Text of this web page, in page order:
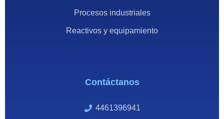
Procesos industriales
Reactivos y equipamiento
Contáctanos
4461396941